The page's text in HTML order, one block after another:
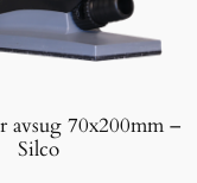
avsug 70x200mm –
Silco